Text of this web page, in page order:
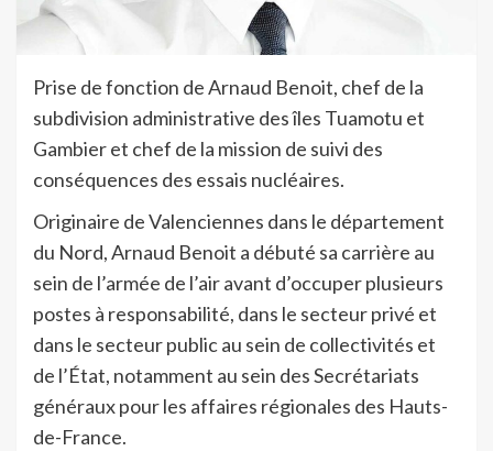
Prise de fonction de Arnaud Benoit, chef de la
subdivision administrative des îles Tuamotu et
Gambier et chef de la mission de suivi des
conséquences des essais nucléaires.
Originaire de Valenciennes dans le département
du Nord, Arnaud Benoit a débuté sa carrière au
sein de l’armée de l’air avant d’occuper plusieurs
postes à responsabilité, dans le secteur privé et
dans le secteur public au sein de collectivités et
de l’État, notamment au sein des Secrétariats
généraux pour les affaires régionales des Hauts-
de-France.